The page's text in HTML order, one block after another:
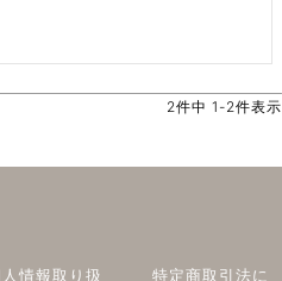
2件中 1 -2件表示
情報取り扱 特定商取引法に